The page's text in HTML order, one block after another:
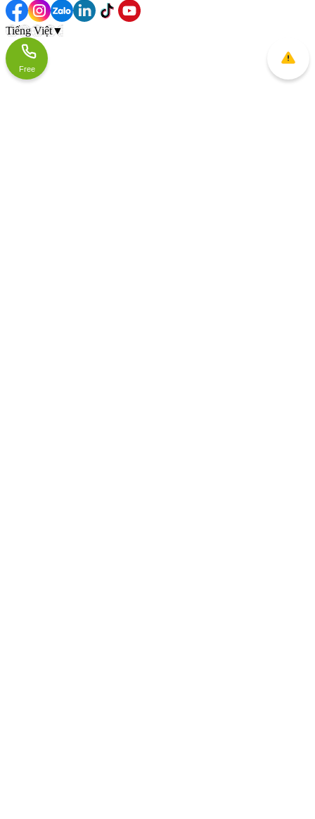
Tiếng Việt▼
Free